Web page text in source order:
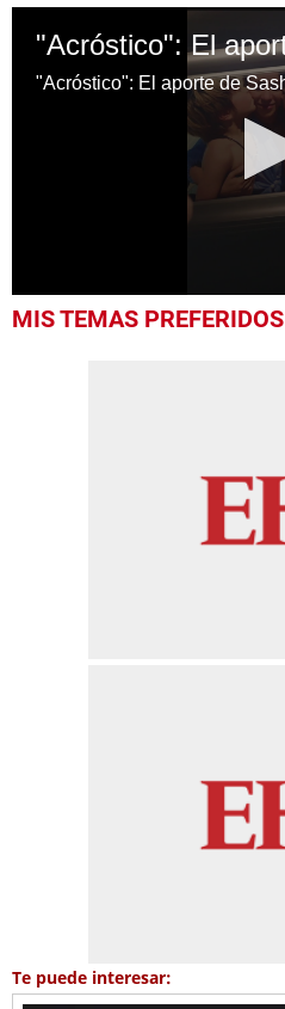
seconds
MIS TEMAS PREFERIDOS
Te puede interesar: